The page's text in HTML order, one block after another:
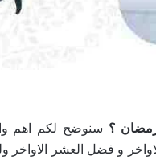
؟ سنوضح لكم اهم
و فضل العشر الاواخر